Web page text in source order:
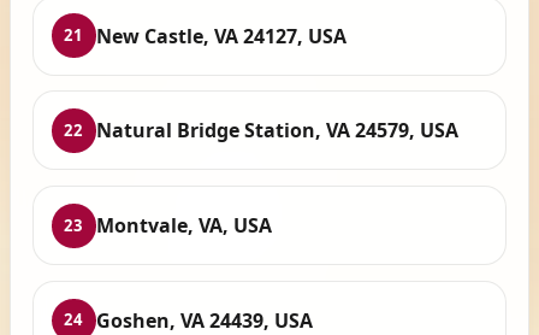
21 New Castle, VA 24127, USA
22 Natural Bridge Station, VA 24579, USA
23 Montvale, VA, USA
24 Goshen, VA 24439, USA